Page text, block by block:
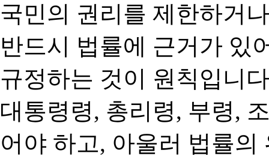
국민의 권리를 제한하거
반드시 법률에 근거가 있
규정하는 것이 원칙입니
대통령령, 총리령, 부령,
어야 하고, 아울러 법률